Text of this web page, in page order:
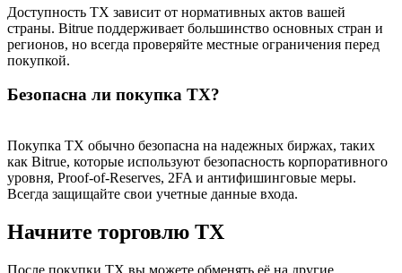
Доступность TX зависит от нормативных актов вашей
страны. Bitrue поддерживает большинство основных стран и
регионов, но всегда проверяйте местные ограничения перед
покупкой.
Безопасна ли покупка TX?
Покупка TX обычно безопасна на надежных биржах, таких
как Bitrue, которые используют безопасность корпоративного
уровня, Proof-of-Reserves, 2FA и антифишинговые меры.
Всегда защищайте свои учетные данные входа.
Начните торговлю TX
После покупки TX вы можете обменять её на другие